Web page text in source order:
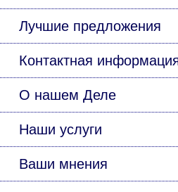
Лучшие предложения
Контактная
О нашем Деле
Наши услуги
Ваши мнения